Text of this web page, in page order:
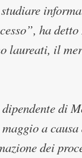
ha
laureati, il
di
a
dei